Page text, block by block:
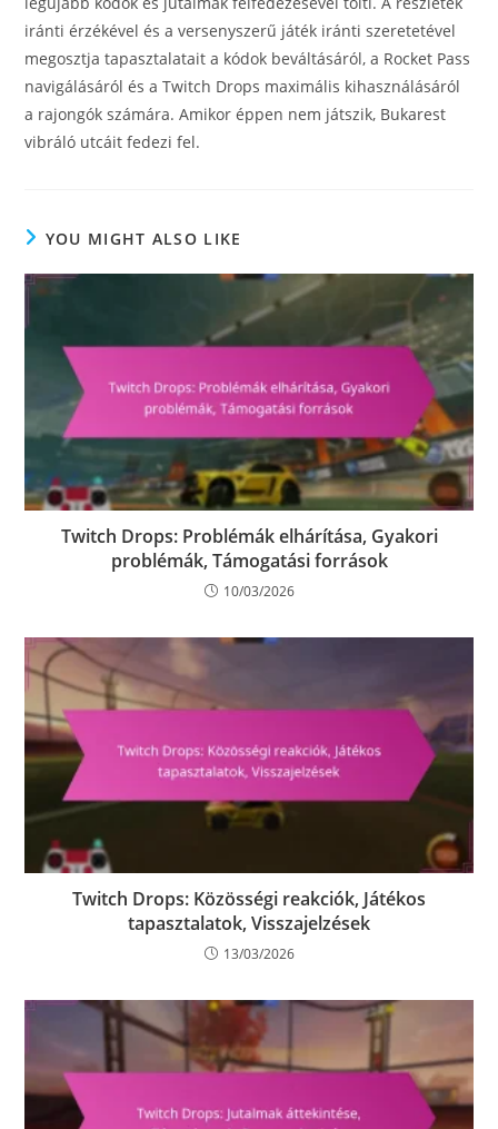
iránti érzékével és a versenyszerű játék iránti szeretetével
megosztja tapasztalatait a kódok beváltásáról, a Rocket Pass
navigálásáról és a Twitch Drops maximális kihasználásáról
a rajongók számára. Amikor éppen nem játszik, Bukarest
vibráló utcáit fedezi fel.
YOU MIGHT ALSO LIKE
Twitch Drops: Problémák elhárítása, Gyakori
problémák, Támogatási források
10/03/2026
Twitch Drops: Közösségi reakciók, Játékos
tapasztalatok, Visszajelzések
13/03/2026